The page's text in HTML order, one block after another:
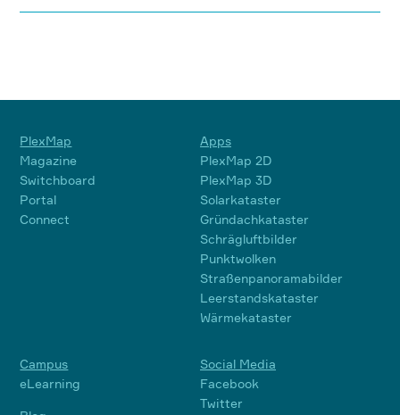
PlexMap
Magazine
Switchboard
Portal
Connect
Apps
PlexMap 2D
PlexMap 3D
Solarkataster
Gründachkataster
Schrägluftbilder
Punktwolken
Straßenpanoramabilder
Leerstandskataster
Wärmekataster
Campus
eLearning
Social Media
Facebook
Twitter